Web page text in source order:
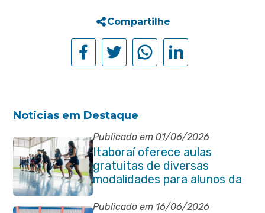
Compartilhe
Noticias em Destaque
Publicado em 01/06/2026
Itaboraí oferece aulas
gratuitas de diversas
modalidades para alunos da
rede municipal de ensino
Publicado em 16/06/2026